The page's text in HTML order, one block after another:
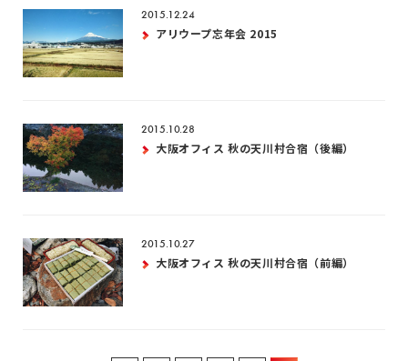
2015.12.24
アリウープ忘年会 2015
2015.10.28
大阪オフィス 秋の天川村合宿（後編）
2015.10.27
大阪オフィス 秋の天川村合宿（前編）